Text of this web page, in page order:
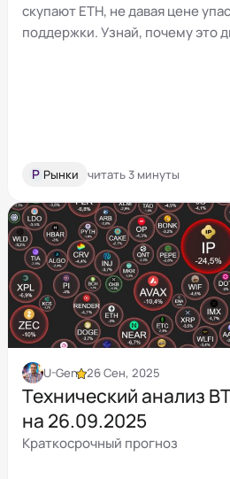
скупают ETH, не давая цене
поддержки. Узнай,
Р Рынки читать 3 минуты
U-Gen 26 Сен, 2025
Технический анализ
на 26.09.2025
Краткосрочный прогноз